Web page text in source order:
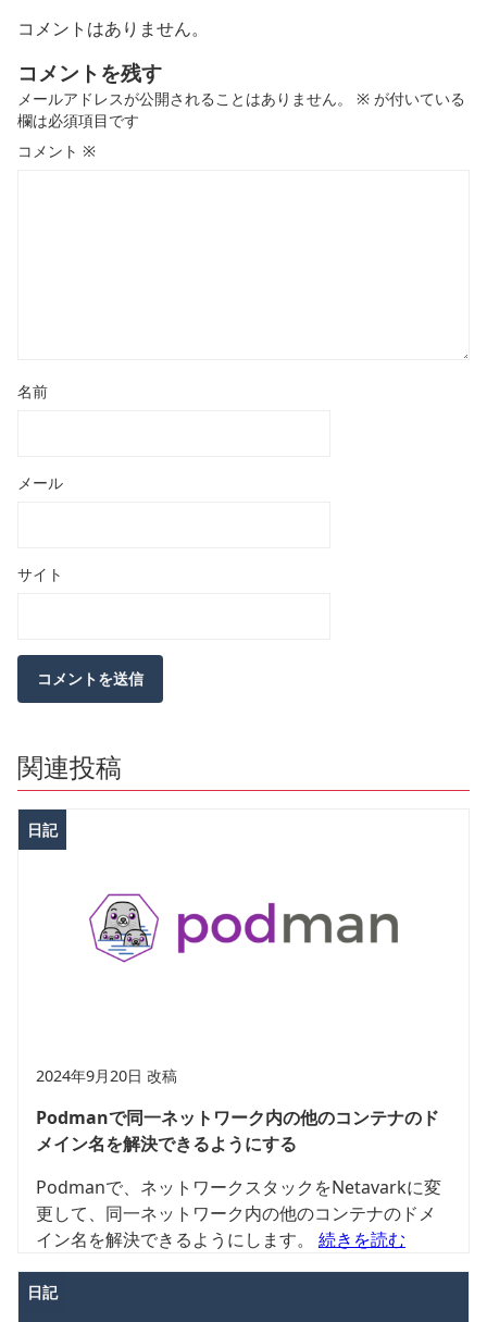
コメントはありません。
コメントを残す
メールアドレスが公開されることはありません。 ※ が付いている
欄は必須項目です
コメント ※
名前
メール
サイト
関連投稿
日記
2024年9月20日 改稿
Podmanで同一ネットワーク内の他のコンテナのド
メイン名を解決できるようにする
Podmanで、ネットワークスタックをNetavarkに変
更して、同一ネットワーク内の他のコンテナのドメ
イン名を解決できるようにします。 続きを読む
日記